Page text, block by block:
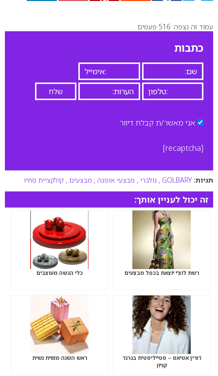
0
עמוד זה נצפה: 516 פעמים
כתבות
אני מאשר/ת קבלת דיוור
[recaptcha]
תגיות: GOLBARY
, גולברי , מבצעי אופנה , מבצעים , קולקציית סתיו
זה יכול לעניין אותך:
רשת לוצ’י יוצאת בכפל מבצעים כלי הגשה מעוצבים
דורין אטיאס – סטייליסטית בגרנד
קניון
ראש השנה מזווית נשית